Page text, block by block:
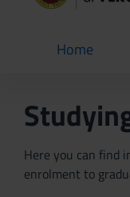
Home
current
Here you can find
enrolment to